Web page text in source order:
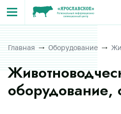
Главная Оборудование
оборудование,